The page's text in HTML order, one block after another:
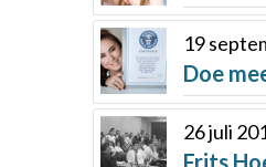
19
Doe
26 juli